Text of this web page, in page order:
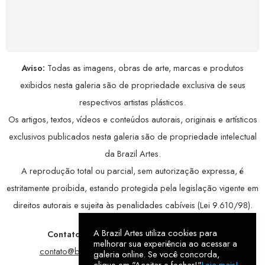
Aviso: Todas as imagens, obras de arte, marcas e produtos
exibidos nesta galeria são de propriedade exclusiva de seus
respectivos artistas plásticos.
Os artigos, textos, vídeos e conteúdos autorais, originais e artísticos
exclusivos publicados nesta galeria são de propriedade intelectual
da Brazil Artes.
A reprodução total ou parcial, sem autorização expressa, é
estritamente proibida, estando protegida pela legislação vigente em
direitos autorais e sujeita às penalidades cabíveis (Lei 9.610/98).
Contatos: WhatsApp:79 9998-1221/ E-mail:
contato@brazilartes.com/ Instagram:@brazilartes
A Brazil Artes utiliza cookies para
melhorar sua experiência ao acessar a
galeria online. Se você concorda,